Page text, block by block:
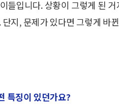
들입니다. 상황이 그렇게 된
지, 문제가 있다면 그렇게 바
특징이 있던가요?